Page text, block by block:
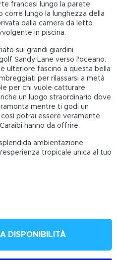
francesi lungo la parete
corre lungo la lunghezza della
dalla camera da letto
in piscina.
sui grandi giardini
Sandy Lane verso l'oceano.
ulteriore fascino a questa bella
per rilassarsi a metà
per chi vuole catturare
un luogo straordinario dove
mentre ti godi un
potrai essere veramente
hanno da offrire.
ambientazione
tropicale unica al tuo
DISPONIBILITÀ